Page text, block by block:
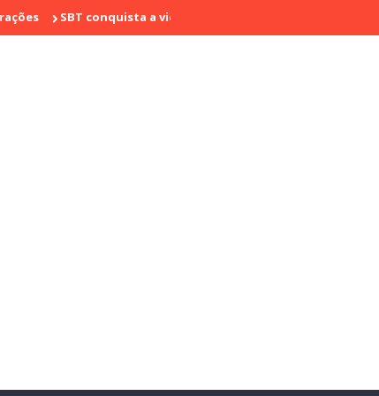
SBT conquista a vice liderança com "Bake Off Brasil" e "SBT